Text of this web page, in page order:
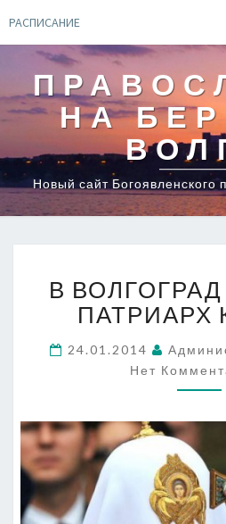
РАСПИСАНИЕ
НА
Новый сайт Богоявленского
В
ПАТРИАРХ
24.01.2014
Нет